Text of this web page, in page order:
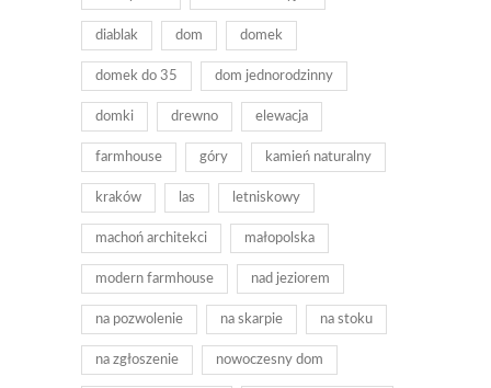
diablak dom domek
domek do 35 dom jednorodzinny
domki drewno elewacja
farmhouse góry kamień naturalny
kraków las letniskowy
machoń architekci małopolska
modern farmhouse nad jeziorem
na pozwolenie na skarpie na stoku
na zgłoszenie nowoczesny dom